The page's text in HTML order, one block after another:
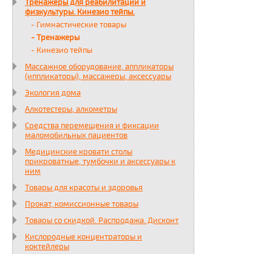
Тренажеры для реабилитации и
физкультуры. Кинезио тейпы.
- Гимнастические товары
- Тренажеры
- Кинезио тейпы
Массажное оборудование, аппликаторы
(иппликаторы), массажеры, аксессуары
Экология дома
Алкотестеры, алкометры
Средства перемещения и фиксации
маломобильных пациентов
Медицинские кровати столы
прикроватные, тумбочки и аксессуары к
ним
Товары для красоты и здоровья
Прокат, комиссионные товары
Товары со скидкой. Распродажа. Дисконт
Кислородные концентраторы и
коктейлеры